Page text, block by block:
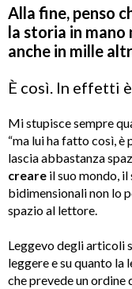
Alla fine, penso
la storia in
anche in mille
È così. In effetti
Mi stupisce sempre
“ma lui ha fatto così, è
lascia abbastanza
creare il suo mondo,
bidimensionali non lo
spazio al lettore.
Leggevo degli articoli
leggere e su quanto la
che prevede un